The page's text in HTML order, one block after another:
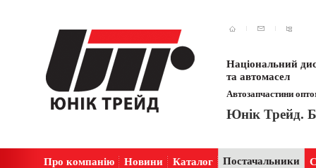
Національний
та автомасел
Автозапчастини
Юнік Трейд.
Про компанію Новини Каталог Постачальники